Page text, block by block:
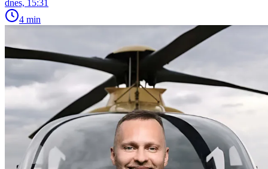
dnes, 15:31
4 min